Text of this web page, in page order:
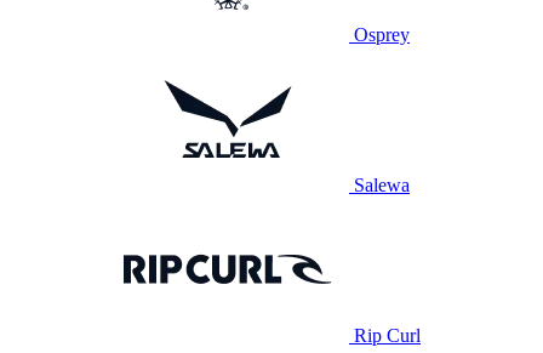
Osprey
Salewa
Rip Curl